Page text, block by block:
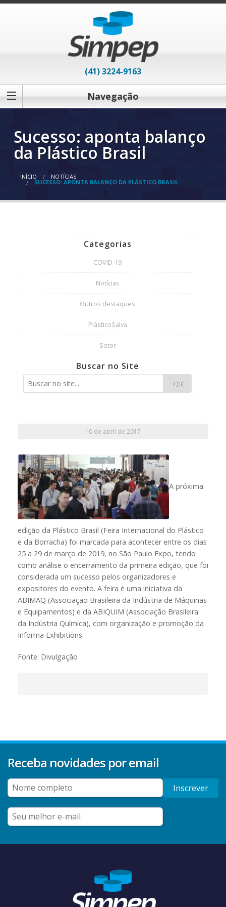
(41) 3224-9163
Navegação
Sucesso: aponta balanço
da Plástico Brasil
INÍCIO NOTÍCIAS
SUCESSO: APONTA BALANÇO DA PLÁSTICO BRASIL
Categorias
COVID-19
Notícias
Outros destaques
PlásticoSalva
Setor
Buscar no Site
OK
10 de abril de 2017
A próxima
edição da Plástico Brasil (Feira Internacional do Plástico
e da Borracha) foi marcada para acontecer entre os dias
25 a 29 de março de 2019, no São Paulo Expo, tendo
como análise o encerramento da primeira edição, que foi
considerada um sucesso pelos organizadores e
expositores do evento. A feira é uma iniciativa da
ABIMAQ (Associação Brasileira da Indústria de Máquinas
e Equipamentos) e da ABIQUIM (Associação Brasileira
da Indústria Química), com organização e promoção da
Informa Exhibitions.
Fonte: Divulgação
Receba novidades por email
Inscrever